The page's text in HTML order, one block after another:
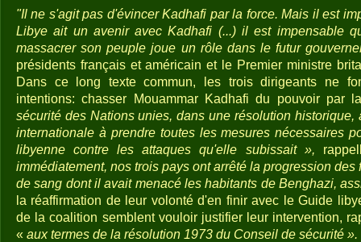
"Il ne s'agit pas d'évincer Kadhafi par la force. Mais il est
Libye ait un avenir avec Kadhafi (...) il est impensable
massacrer son peuple joue un rôle dans le futur
présidents français et américain et le Premier ministre
Dans ce long texte commun, les trois dirigeants ne
intentions: chasser Mouammar Kadhafi du pouvoir par
sécurité des Nations unies, dans une résolution historique,
internationale à prendre toutes les mesures nécessaires
libyenne contre les attaques qu'elle subissait »,
immédiatement, nos trois pays ont arrêté la progression
de sang dont il avait menacé les habitants de Benghazi,
la réaffirmation de leur volonté d'en finir avec le Guide
de la coalition semblent vouloir justifier leur intervention,
« aux termes de la résolution 1973 du Conseil de sécurité ».